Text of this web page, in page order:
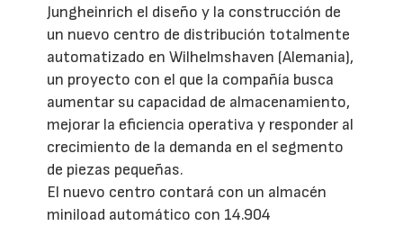
Jungheinrich el diseño y la construcción de
un nuevo centro de distribución totalmente
automatizado en Wilhelmshaven (Alemania),
un proyecto con el que la compañía busca
aumentar su capacidad de almacenamiento,
mejorar la eficiencia operativa y responder al
crecimiento de la demanda en el segmento
de piezas pequeñas.
El nuevo centro contará con un almacén
miniload automático con 14.904